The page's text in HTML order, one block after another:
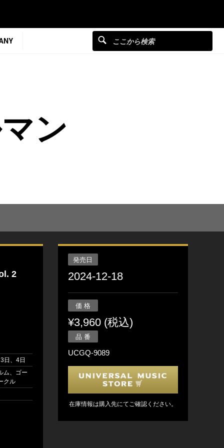
ン
2
日、4日
ム、ゴー
クル
発売日
2024-12-18
価 格
¥3,960 (税込)
品 番
UCGQ-9089
在庫情報は購入先にてご確認ください。